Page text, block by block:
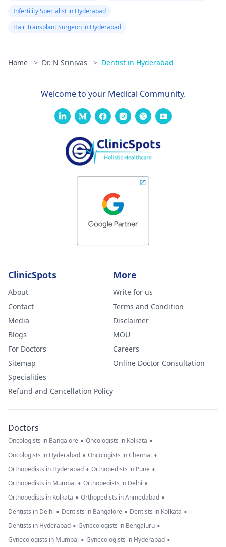
Infertility Specialist in Hyderabad
Hair Transplant Surgeon in Hyderabad
Home > Dr. N Srinivas > Dentist in Hyderabad
Welcome to your Medical Community.
ClinicSpots
About
Contact
Media
Blogs
For Doctors
Sitemap
Specialities
Refund and Cancellation Policy
More
Write for us
Terms and Condition
Disclaimer
MOU
Careers
Online Doctor Consultation
Doctors
Oncologists in Bangalore • Oncologists in Kolkata •
Oncologists in Hyderabad • Oncologists in Chennai •
Orthopedists in Hyderabad • Orthopedists in Pune •
Orthopedists in Mumbai • Orthopedists in Delhi •
Orthopedists in Kolkata • Orthopedists in Ahmedabad •
Dentists in Delhi • Dentists in Bangalore • Dentists in Kolkata •
Dentists in Hyderabad • Gynecologists in Bengaluru •
Gynecologists in Mumbai • Gynecologists in Hyderabad •